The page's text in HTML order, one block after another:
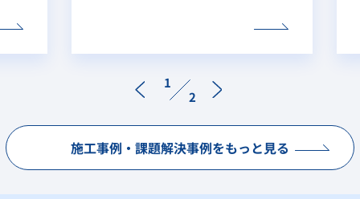
・テンション構造体
1
2
施工事例・課題解決事例をもっと見る